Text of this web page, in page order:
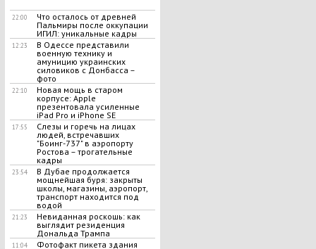
22:00
Что осталось от древней
Пальмиры после оккупации
ИГИЛ: уникальные кадры
12:23
В Одессе представили
военную технику и
амуницию украинских
силовиков с Донбасса –
фото
22:10
Новая мощь в старом
корпусе: Apple
презентовала усиленные
iPad Pro и iPhone SE
17:55
Слезы и горечь на лицах
людей, встречавших
"Боинг-737" в аэропорту
Ростова – трогательные
кадры
23:54
В Дубае продолжается
мощнейшая буря: закрыты
школы, магазины, аэропорт,
транспорт находится под
водой
21:23
Невиданная роскошь: как
выглядит резиденция
Дональда Трампа
11:04
Фотофакт пикета здания